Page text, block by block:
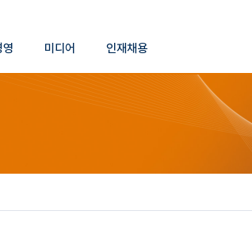
영 미디어 인재채용